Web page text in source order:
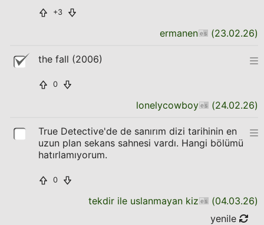
+3
ermanen (23.02.26)
the fall (2006)
0
lonelycowboy (24.02.26)
True Detective'de de sanırım dizi tarihinin en
uzun plan sekans sahnesi vardı. Hangi bölümü
hatırlamıyorum.
0
tekdir ile uslanmayan kiz (04.03.26)
yenile